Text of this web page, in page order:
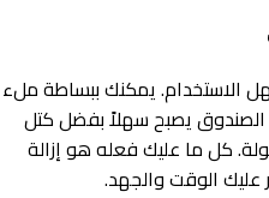
الاستخدام. يمكنك ببساطة ملء
يصبح سهلاً بفضل كتل
كل ما عليك فعله هو إزالة
عليك الوقت والجهد.